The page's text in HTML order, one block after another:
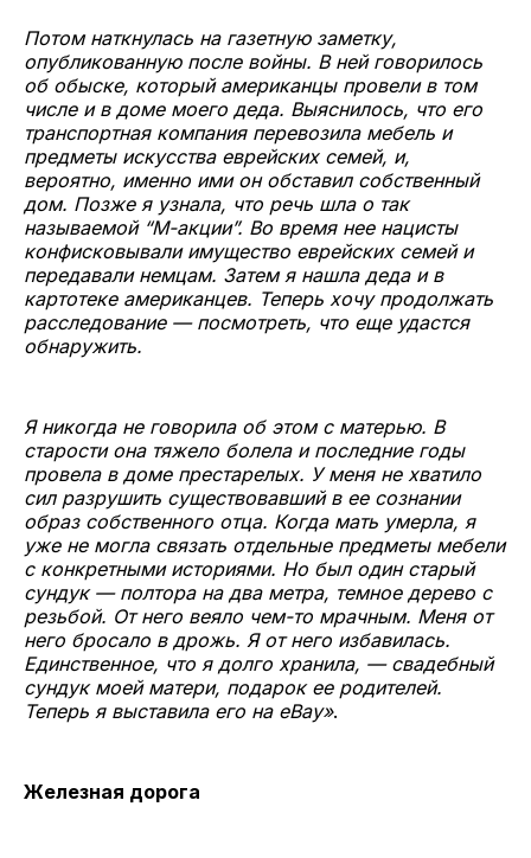
Потом наткнулась на газетную заметку,
опубликованную после войны. В ней говорилось
об обыске, который американцы провели в том
числе и в доме моего деда. Выяснилось, что его
транспортная компания перевозила мебель и
предметы искусства еврейских семей, и,
вероятно, именно ими он обставил собственный
дом. Позже я узнала, что речь шла о так
называемой “М-акции”. Во время нее нацисты
конфисковывали имущество еврейских семей и
передавали немцам. Затем я нашла деда и в
картотеке американцев. Теперь хочу продолжать
расследование — посмотреть, что еще удастся
обнаружить.
Я никогда не говорила об этом с матерью. В
старости она тяжело болела и последние годы
провела в доме престарелых. У меня не хватило
сил разрушить существовавший в ее сознании
образ собственного отца. Когда мать умерла, я
уже не могла связать отдельные предметы мебели
с конкретными историями. Но был один старый
сундук — полтора на два метра, темное дерево с
резьбой. От него веяло чем-то мрачным. Меня от
него бросало в дрожь. Я от него избавилась.
Единственное, что я долго хранила, — свадебный
сундук моей матери, подарок ее родителей.
Теперь я выставила его на eBay».
Железная дорога